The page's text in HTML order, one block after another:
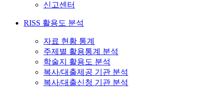
신고센터
RISS 활용도 분석
자료 현황 통계
주제별 활용통계 분석
학술지 활용도 분석
복사/대출제공 기관 분석
복사/대출신청 기관 분석